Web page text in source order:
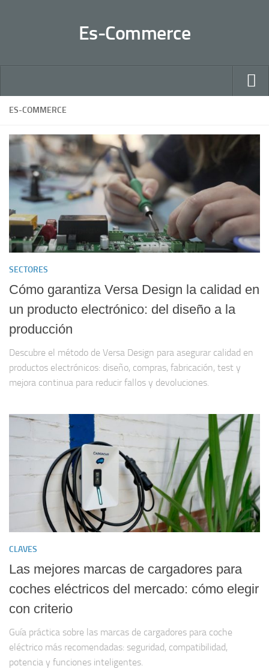
Es-Commerce
Inicio
Negocios 2.0
Sectores
Ventas
Contactar
ES-COMMERCE
SECTORES
Cómo garantiza Versa Design la calidad en
un producto electrónico: del diseño a la
producción
Descubre el método de Versa Design para asegurar calidad en
productos electrónicos: diseño, compras, fabricación, test y
mejora continua para reducir fallos y devoluciones.
CLAVES
Las mejores marcas de cargadores para
coches eléctricos del mercado: cómo elegir
con criterio
Guía práctica sobre las marcas de cargadores para coche
eléctrico más recomendadas: seguridad, compatibilidad,
potencia y funciones inteligentes.